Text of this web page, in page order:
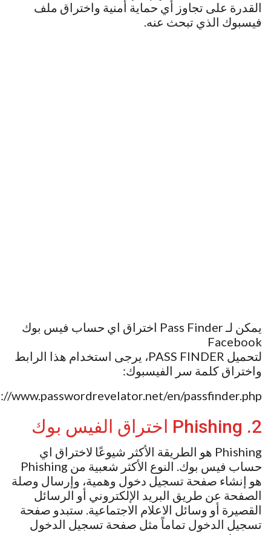
القدرة على تجاوز أي حماية أمنية واختراق ملف
فيسبوك الذي تبحث عنه.
يمكن لـ Pass Finder اختراق اي حساب فيس بوك
Facebook
لتحميل PASS FINDER، يرجى استخدام هذا الرابط
واختراق كلمة سر الفيسبوك:
www.passwordrevelator.net/en/passfinder.php
2. Phishing اختراق الفيس بوك
Phishing هو الطريقة الأكثر شيوعًا لاختراق اي
حساب فيس بوك. النوع الأكثر شعبية من Phishing
هو إنشاء صفحة تسجيل دخول وهمية، وإرسال وصلة
الصفحة عن طريق البريد الإلكتروني أو الرسائل
القصيرة أو وسائل الاعلام الاجتماعية. ستبدو صفحة
تسجيل الدخول تماماً مثل صفحة تسجيل الدخول